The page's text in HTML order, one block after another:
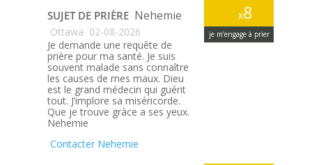
x8
je m’engage à prier
SUJET DE PRIÈRE Nehemie
Ottawa 02-08-2026
Je demande une requête de
prière pour ma santé. Je suis
souvent malade sans connaître
les causes de mes maux. Dieu
est le grand médecin qui guérit
tout. J’implore sa miséricorde.
Que je trouve gràce a ses yeux.
Nehemie
Contacter Nehemie